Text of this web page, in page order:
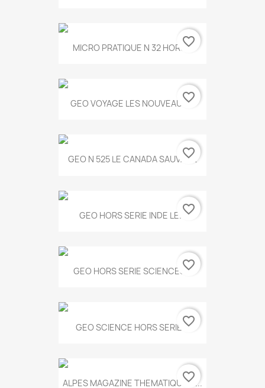
MICRO PRATIQUE N 32 HORS...
favorite_border
GEO VOYAGE LES NOUVEAUX...
favorite_border
GEO N 525 LE CANADA SAUVAGE
favorite_border
GEO HORS SERIE INDE LE...favorite_border
GEO HORS SERIE SCIENCES...
favorite_border
GEO SCIENCE HORS SERIE...favorite_border
ALPES MAGAZINE THEMATIQUE N...
favorite_border